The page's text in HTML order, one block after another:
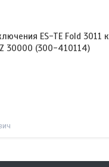
ES-TE Fold 3011 к
30000 (300-410114)